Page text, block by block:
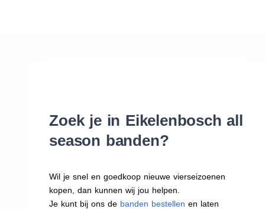
Zoek je in Eikelenbosch all
season banden?
Wil je snel en goedkoop nieuwe vierseizoenen
kopen, dan kunnen wij jou helpen.
Je kunt bij ons de banden bestellen en laten